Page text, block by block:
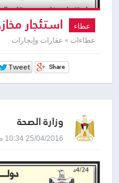
عطاء استئجار
عطاءات » عقارات وإيجارات
وزارة الصحة
25/04/2016 10:34 صباحاً